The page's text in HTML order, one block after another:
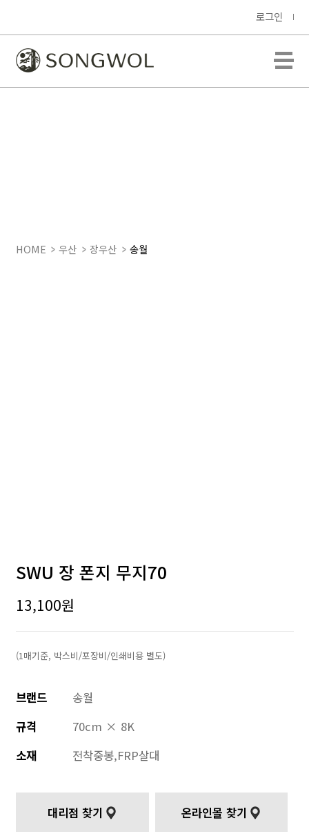
로그인
HOME 우산 장우산 송월
SWU 장 폰지 무지70
13,100원
(1매기준, 박스비/포장비/인쇄비용 별도)
브랜드
송월
규격
70cm × 8K
소재
전착중봉,FRP살대
대리점 찾기 온라인몰 찾기